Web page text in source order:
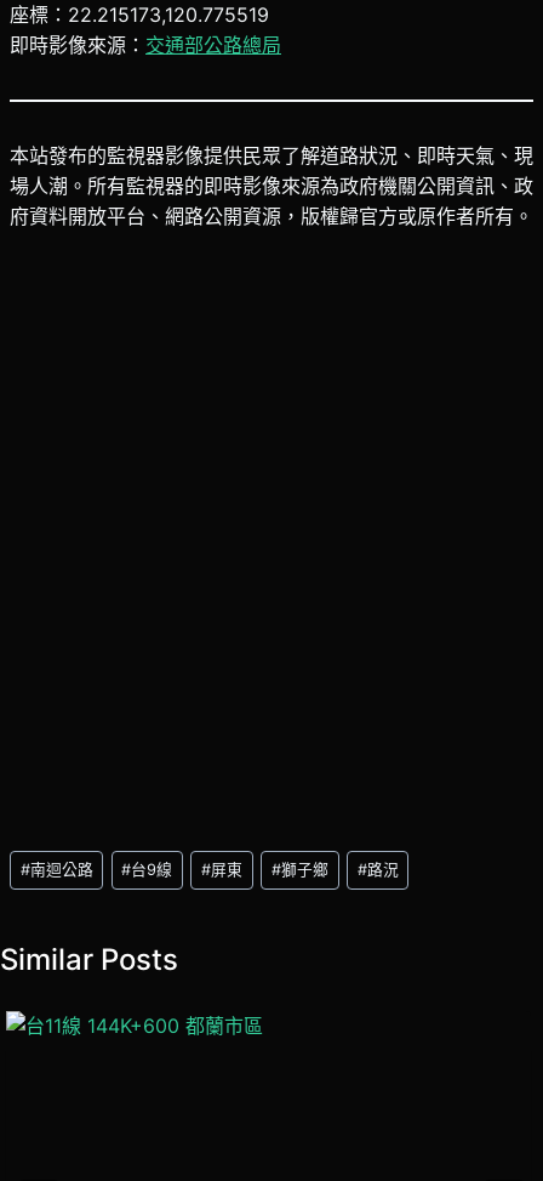
座標：22.215173,120.775519
即時影像來源： 交通部公路總局
本站發布的監視器影像提供民眾了解道路狀況、即時天氣、現
場人潮。所有監視器的即時影像來源為政府機關公開資訊、政
府資料開放平台、網路公開資源，版權歸官方或原作者所有。
Post
Tags:
#南迴公路 #台9線 #屏東 #獅子鄉 #路況
Similar Posts